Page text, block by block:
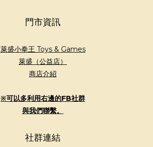
門市資訊
萊盛小拳王 Toys & Games
萊盛（公益店）
商店介紹
※可以多利用右邊的FB社群
與我們聯繫。
社群連結